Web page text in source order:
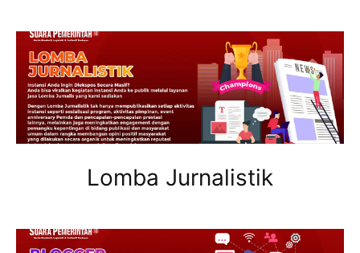
Lomba Jurnalistik